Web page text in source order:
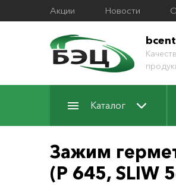
Акции Новости
Каталог
Зажим
(Р 645, SLIW